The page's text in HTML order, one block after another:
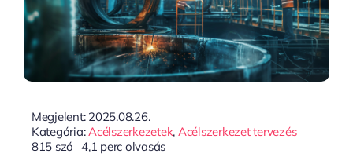
Megjelent: 2025.08.26.
Kategória:Acélszerkezetek, Acélszerkezet tervezés
815 szó 4,1 perc olvasás